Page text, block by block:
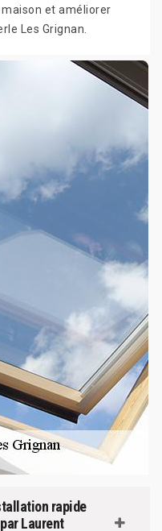
et améliorer
Les Grignan.
rapide
Laurent